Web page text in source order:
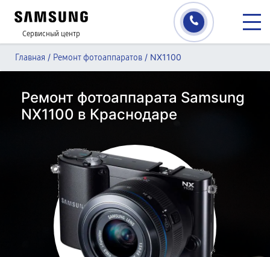
Сервисный центр
Главная / Ремонт фотоаппаратов / NX1100
Ремонт фотоаппарата Samsung
NX1100 в Краснодаре